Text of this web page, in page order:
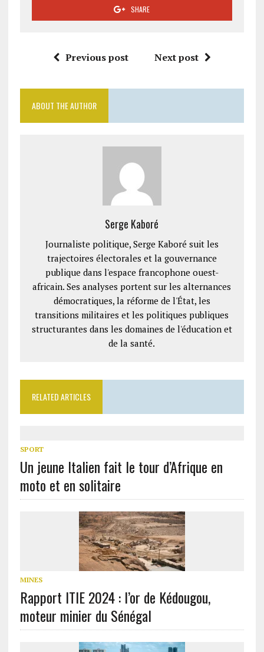
SHARE
Previous post Next post
ABOUT THE AUTHOR
Serge Kaboré
Journaliste politique, Serge Kaboré suit les
trajectoires électorales et la gouvernance
publique dans l'espace francophone ouest-
africain. Ses analyses portent sur les alternances
démocratiques, la réforme de l'État, les
transitions militaires et les politiques publiques
structurantes dans les domaines de l'éducation et
de la santé.
RELATED ARTICLES
SPORT
Un jeune Italien fait le tour d’Afrique en
moto et en solitaire
MINES
Rapport ITIE 2024 : l’or de Kédougou,
moteur minier du Sénégal